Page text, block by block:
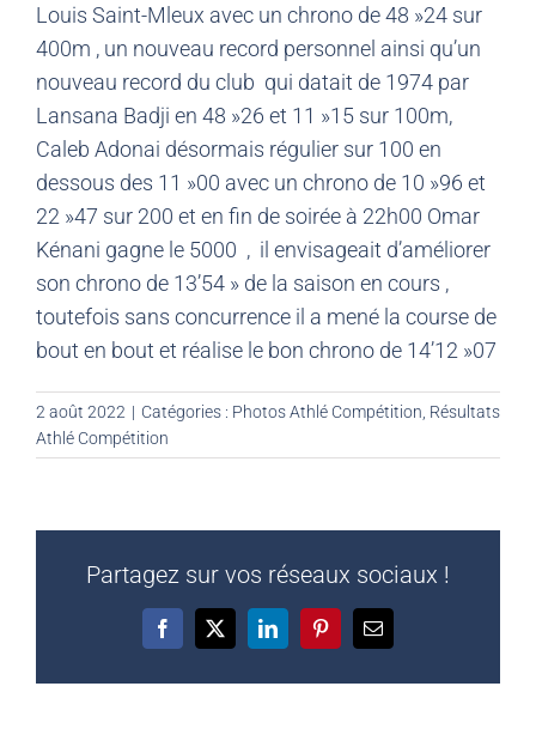
Louis Saint-Mleux avec un chrono de 48 »24 sur
400m , un nouveau record personnel ainsi qu’un
nouveau record du club qui datait de 1974 par
Lansana Badji en 48 »26 et 11 »15 sur 100m,
Caleb Adonai désormais régulier sur 100 en
dessous des 11 »00 avec un chrono de 10 »96 et
22 »47 sur 200 et en fin de soirée à 22h00 Omar
Kénani gagne le 5000 , il envisageait d’améliorer
son chrono de 13’54 » de la saison en cours ,
toutefois sans concurrence il a mené la course de
bout en bout et réalise le bon chrono de 14’12 »07
2 août 2022 | Catégories : Photos Athlé Compétition Résultats
Athlé Compétition
Partagez sur vos réseaux sociaux !
Facebook
X LinkedInPinterestEmail